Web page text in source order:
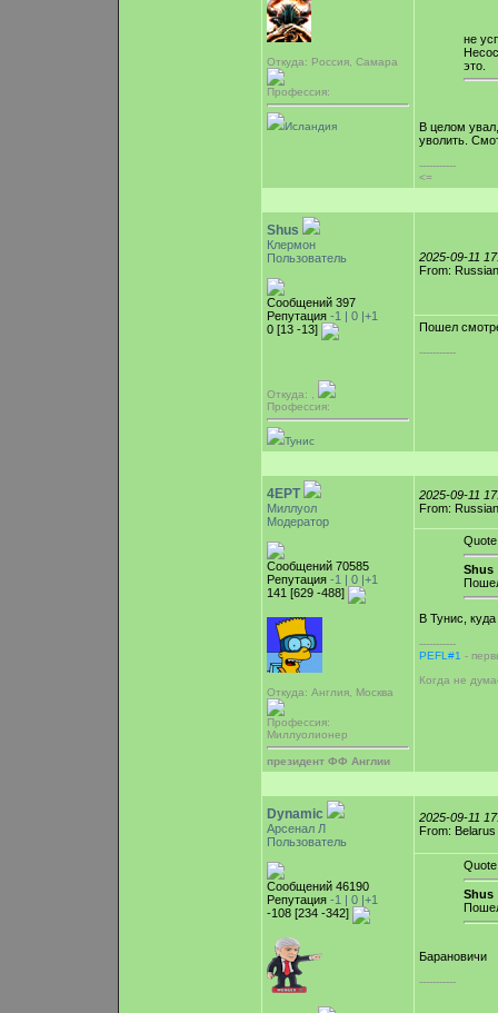
Откуда: Россия, Самара
Профессия:
Исландия
не
это.
В целом
уволить.
-----------
<=
Shus
Клермон
Пользователь
Сообщений 397
Репутация -1 | 0 |+1
0 [13 -13]
Откуда: ,
Профессия:
Тунис
2025-09-11
From:
Пошел
-----------
4EPT
Миллуол
Модератор
Сообщений 70585
Репутация -1 | 0 |+1
141 [629 -488]
Откуда: Англия, Москва
Профессия:
Миллуолионер
президент ФФ Англии
2025-09-11
From:
Quote
Shus
В Тунис,
-----------
PEFL#1 -
Когда не
Dynamic
Арсенал Л
Пользователь
Сообщений 46190
Репутация -1 | 0 |+1
-108 [234 -342]
2025-09-11
From: Belarus
Quote
Shus
Барановичи
-----------